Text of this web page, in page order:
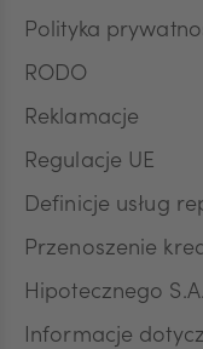
Polityka
RODO
Reklamacje
Regulacje UE
Definicje usług
Przenoszenie
Hipotecznego S.A.
Informacje